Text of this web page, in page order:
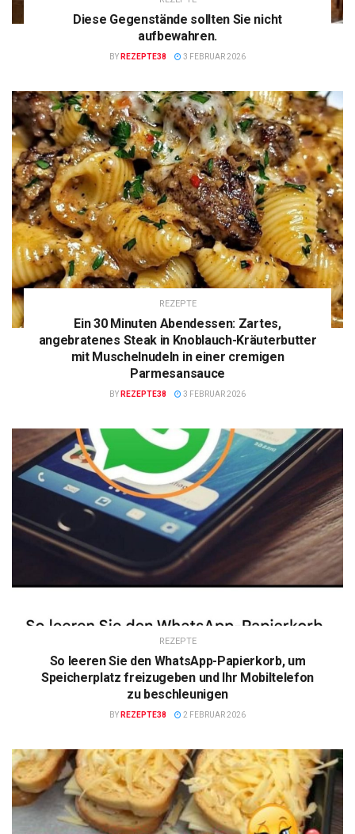
Diese Gegenstände sollten Sie nicht
aufbewahren.
BY REZEPTE38 3 FEBRUAR 2026
REZEPTE
Ein 30 Minuten Abendessen: Zartes,
angebratenes Steak in Knoblauch-Kräuterbutter
mit Muschelnudeln in einer cremigen
Parmesansauce
BY REZEPTE38 3 FEBRUAR 2026
REZEPTE
So leeren Sie den WhatsApp-Papierkorb, um
Speicherplatz freizugeben und Ihr Mobiltelefon
zu beschleunigen
BY REZEPTE38 2 FEBRUAR 2026